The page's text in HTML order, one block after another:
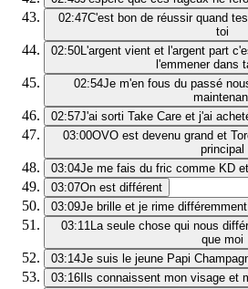
02:47C'est bon de réussir quand
toi
02:50L'argent vient et l'argent part
l'emmener dans
02:54Je m'en fous du passé
02:57J'ai sorti Take Care et j'ai
03:00OVO est devenu grand et
principal
03:04Je me fais du fric comme KD
03:07On est différent
03:09Je brille et je rime différemment
03:11La seule chose qui nous
que moi
03:14Je suis le jeune Papi
03:16 Ils connaissent mon visage et